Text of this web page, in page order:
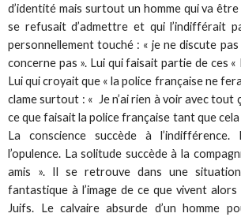
d’identité mais surtout un homme qui va être
se refusait d’admettre et qui l’indifférait
personnellement touché : « je ne discute pas
concerne pas ». Lui qui faisait partie de ces
Lui qui croyait que « la police française ne
clame surtout : « Je n’ai rien à voir avec tout
ce que faisait la police française tant que
La conscience succède à
l’opulence. La solitude succède à la
amis ». Il se retrouve dans une
fantastique à l’image de ce que vivent
Juifs. Le calvaire absurde d’un homme